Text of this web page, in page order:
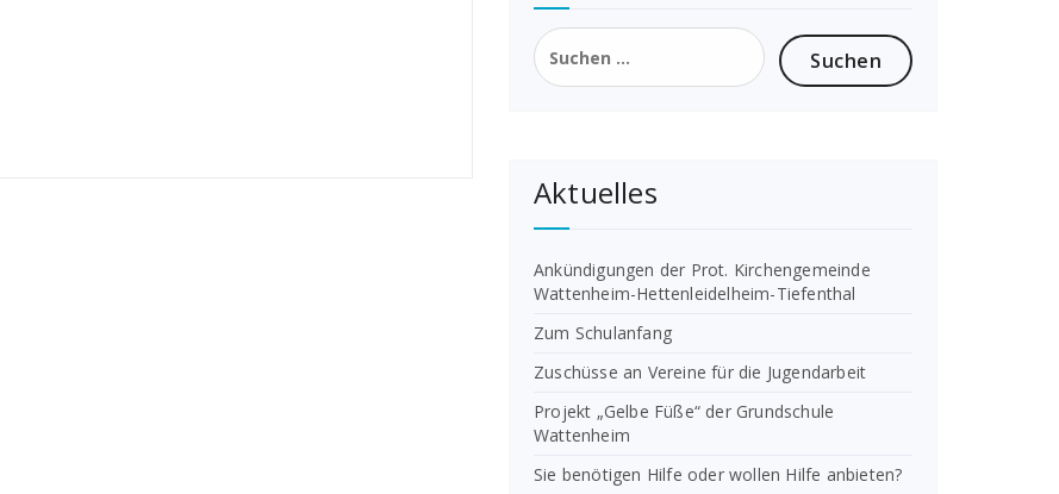
Suchen
nach:
Aktuelles
Ankündigungen der Prot. Kirchengemeinde
Wattenheim-Hettenleidelheim-Tiefenthal
Zum Schulanfang
Zuschüsse an Vereine für die Jugendarbeit
Projekt „Gelbe Füße“ der Grundschule
Wattenheim
Sie benötigen Hilfe oder wollen Hilfe anbieten?